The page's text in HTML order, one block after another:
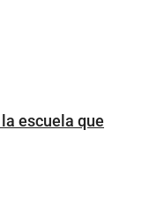
escuela que